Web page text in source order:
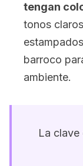
tengan
tonos
barroco
ambiente.
La clave